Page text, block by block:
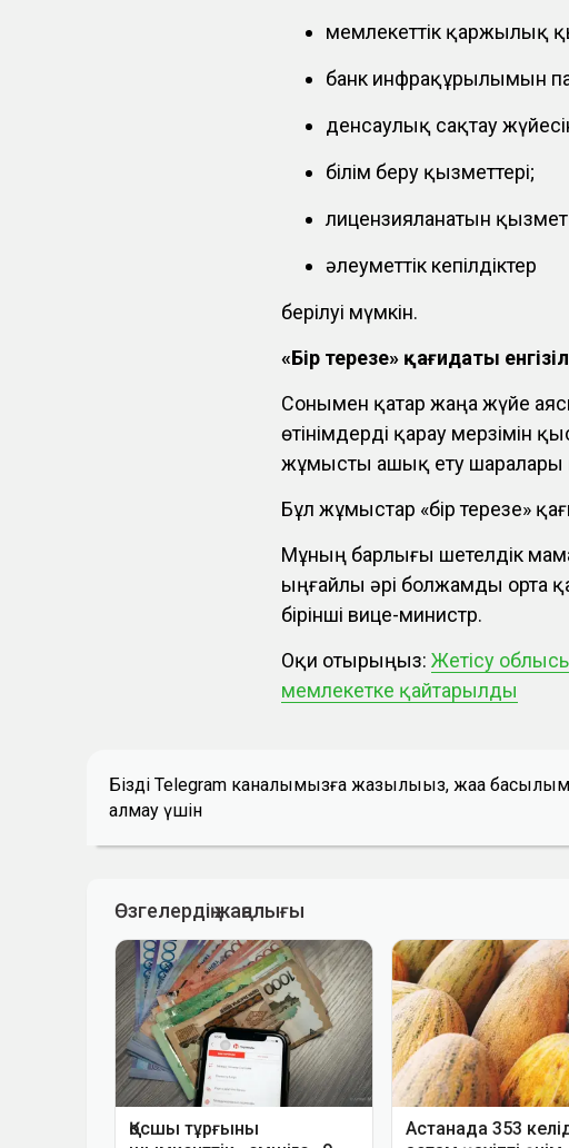
мемлекеттік қаржылық
банк инфрақұрылымын
денсаулық сақтау
білім беру қызметтері;
лицензияланатын қызмет
әлеуметтік кепілдіктер
берілуі мүмкін.
«Бір терезе» қағидаты
Сонымен қатар жаңа жүйе
өтінімдерді қарау мерзімін
жұмысты ашық ету шаралары
Бұл жұмыстар «бір терезе»
Мұның барлығы шетелдік
ыңғайлы әрі болжамды орта
бірінші вице-министр.
Оқи отырыңыз:Жетісу
мемлекетке қайтарылды
Біздің Telegram каналымызға жазылыңыз, жаңа
алмау үшін